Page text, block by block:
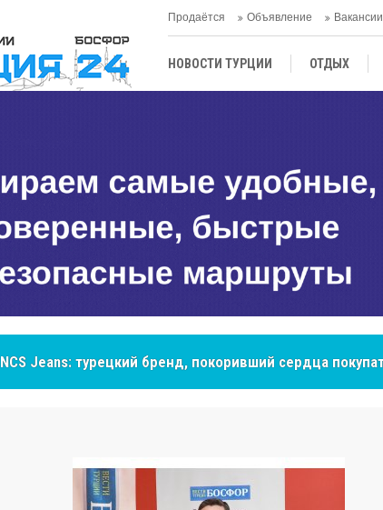
Продаётся Объявление Вакансии
НОВОСТИ ТУРЦИИ ОТДЫХ
ЦЕНТРАЛЬНАЯ АЗИЯ МНЕНИE
Cottonhill покоряет мировые рынки